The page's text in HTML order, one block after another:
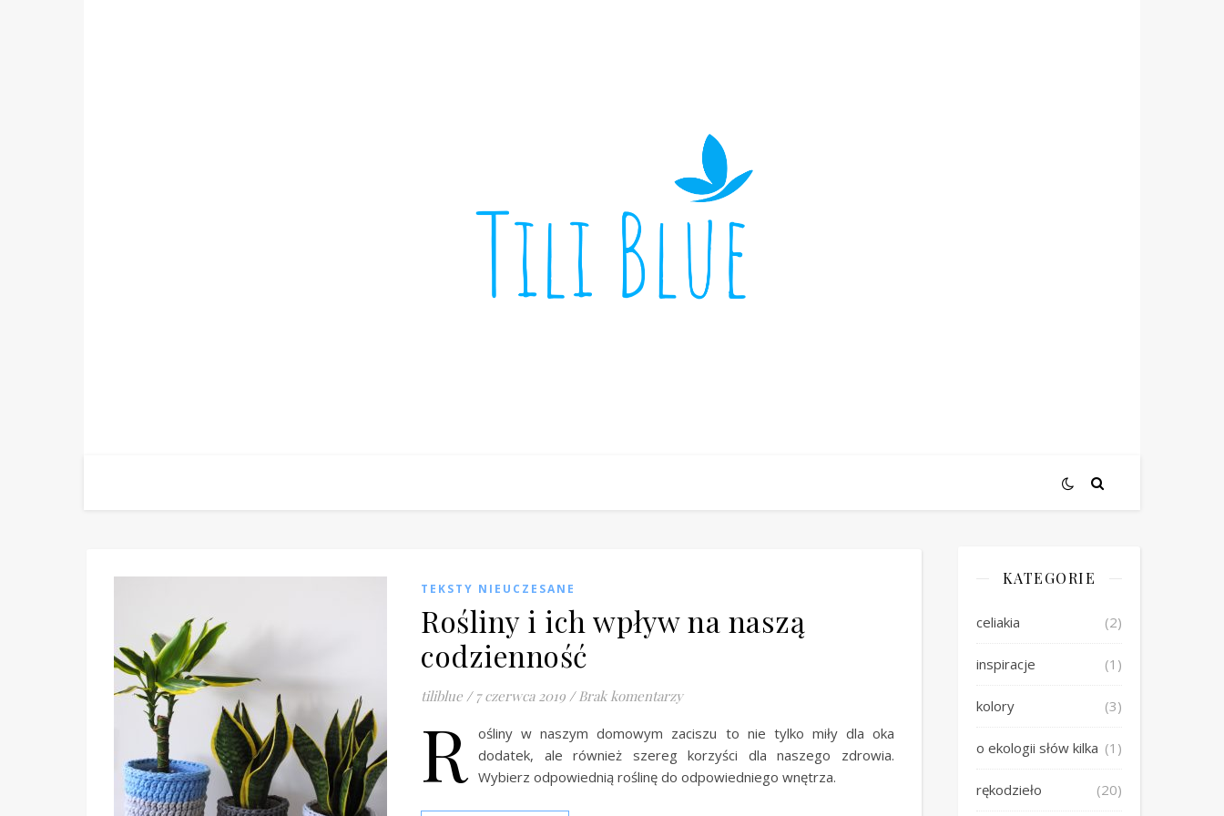
TEKSTY NIEUCZESANE
Rośliny i ich wpływ na naszą
codzienność
tiliblue / 7 czerwca 2019 / Brak komentarzy
R ośliny w naszym domowym zaciszu to nie tylko miły dla oka
dodatek, ale również szereg korzyści dla naszego zdrowia.
Wybierz odpowiednią roślinę do odpowiedniego wnętrza.
KATEGORIE
celiakia (2)
inspiracje (1)
kolory (3)
o ekologii słów kilka (1)
rękodzieło (20)